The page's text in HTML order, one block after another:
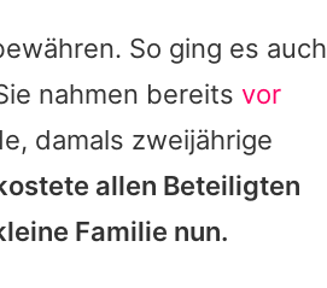
So ging es auch
nahmen bereits vor
damals zweijährige
allen Beteiligten
Familie nun.